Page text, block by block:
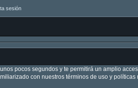
sesión
pocos segundos y te permitirá un amplio
con nuestros términos de uso y